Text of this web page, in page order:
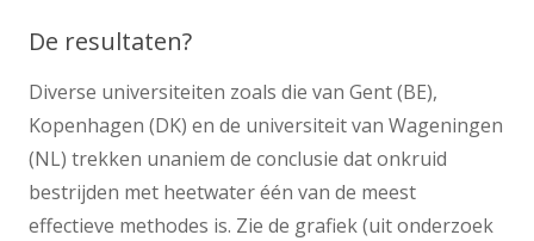
De resultaten?
Diverse universiteiten zoals die van Gent (BE),
Kopenhagen (DK) en de universiteit van Wageningen
(NL) trekken unaniem de conclusie dat onkruid
bestrijden met heetwater één van de meest
effectieve methodes is. Zie de grafiek (uit onderzoek